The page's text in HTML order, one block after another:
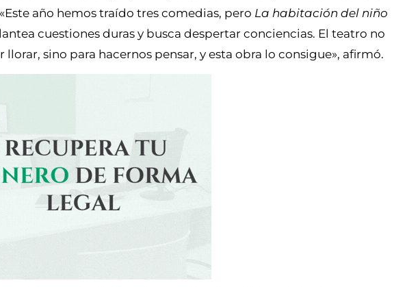
«Este año hemos traído tres comedias, pero La habitación del niño
cuestiones duras y busca despertar conciencias. El teatro no
sino para hacernos pensar, y esta obra lo consigue», afirmó.